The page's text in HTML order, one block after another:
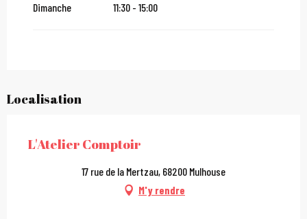
Dimanche 11:30 - 15:00
Localisation
L'Atelier Comptoir
17 rue de la Mertzau, 68200 Mulhouse
M'y rendre